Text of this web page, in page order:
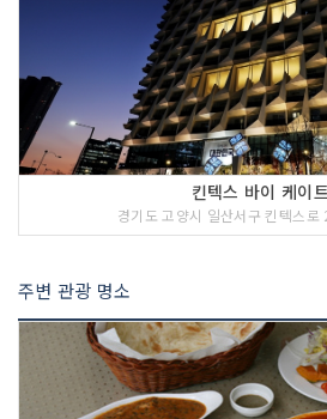
킨텍스 바이 케이
경기도 고양시 일산서구 킨텍스
주변 관광 명소